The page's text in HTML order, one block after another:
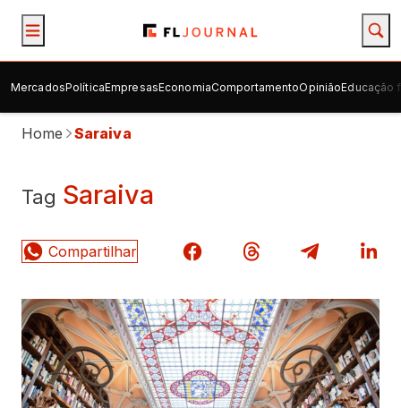
MercadosPolíticaEmpresasEconomiaComportamentoOpiniãoEducação
Home Saraiva
Tag Saraiva